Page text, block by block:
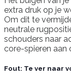
extra druk op je
Om dit te
neutrale
schouders naar
core-spieren aan
Fout: Te ver naar